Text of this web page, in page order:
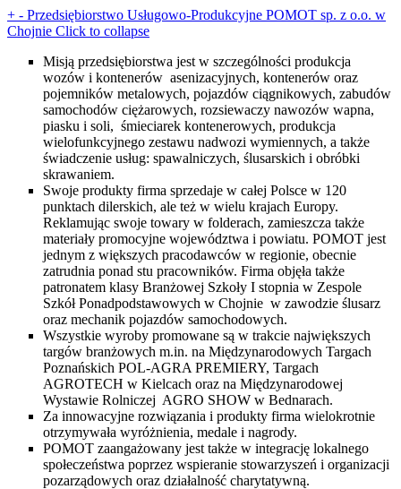
+ - Przedsiębiorstwo Usługowo-Produkcyjne POMOT sp. z o.o. w
Chojnie Click to collapse
Misją przedsiębiorstwa jest w szczególności produkcja
wozów i kontenerów asenizacyjnych, kontenerów oraz
pojemników metalowych, pojazdów ciągnikowych, zabudów
samochodów ciężarowych, rozsiewaczy nawozów wapna,
piasku i soli, śmieciarek kontenerowych, produkcja
wielofunkcyjnego zestawu nadwozi wymiennych, a także
świadczenie usług: spawalniczych, ślusarskich i obróbki
skrawaniem.
Swoje produkty firma sprzedaje w całej Polsce w 120
punktach dilerskich, ale też w wielu krajach Europy.
Reklamując swoje towary w folderach, zamieszcza także
materiały promocyjne województwa i powiatu. POMOT jest
jednym z większych pracodawców w regionie, obecnie
zatrudnia ponad stu pracowników. Firma objęła także
patronatem klasy Branżowej Szkoły I stopnia w Zespole
Szkół Ponadpodstawowych w Chojnie w zawodzie ślusarz
oraz mechanik pojazdów samochodowych.
Wszystkie wyroby promowane są w trakcie największych
targów branżowych m.in. na Międzynarodowych Targach
Poznańskich POL-AGRA PREMIERY, Targach
AGROTECH w Kielcach oraz na Międzynarodowej
Wystawie Rolniczej AGRO SHOW w Bednarach.
Za innowacyjne rozwiązania i produkty firma wielokrotnie
otrzymywała wyróżnienia, medale i nagrody.
POMOT zaangażowany jest także w integrację lokalnego
społeczeństwa poprzez wspieranie stowarzyszeń i organizacji
pozarządowych oraz działalność charytatywną.